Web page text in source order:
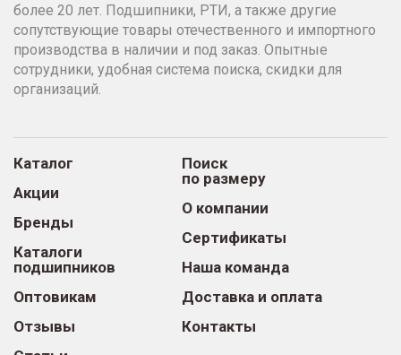
более 20 лет. Подшипники, РТИ, а также другие
сопутствующие товары отечественного и импортного
производства в наличии и под заказ. Опытные
сотрудники, удобная система поиска, скидки для
организаций.
Каталог
Акции
Бренды
Каталоги
подшипников
Оптовикам
Отзывы
Поиск
по размеру
О компании
Сертификаты
Наша команда
Доставка и оплата
Контакты